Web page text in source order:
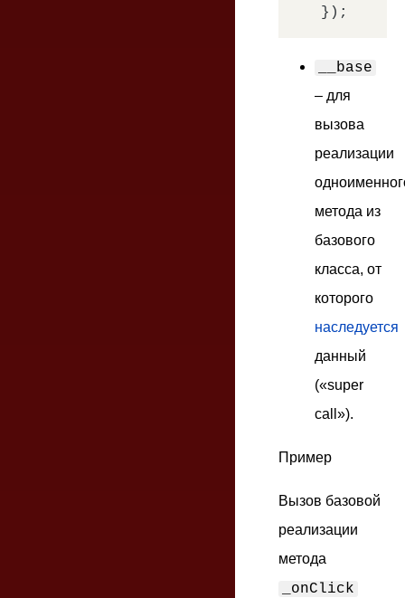
__base
– для
вызова
реализации
метода из
базового
класса, от
которого
наследуется
данный
(«super
call»).
Пример
Вызов базовой
реализации
метода
_onClick